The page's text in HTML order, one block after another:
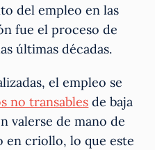
del empleo en las
fue el proceso de
últimas décadas.
el empleo se
no transables de baja
valerse de mano de
en criollo, lo que este